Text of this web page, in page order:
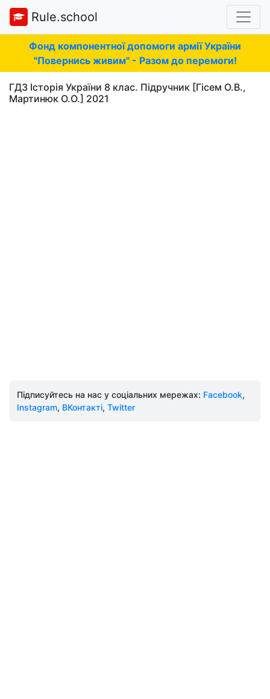
Rule.school
Фонд компонентної допомоги армії України
"Повернись живим" - Разом до перемоги!
ГДЗ Історія України 8 клас. Підручник [Гісем О.В.,
Мартинюк О.О.] 2021
Підписуйтесь на нас у соціальних мережах: Facebook,
Instagram, ВКонтакті, Twitter